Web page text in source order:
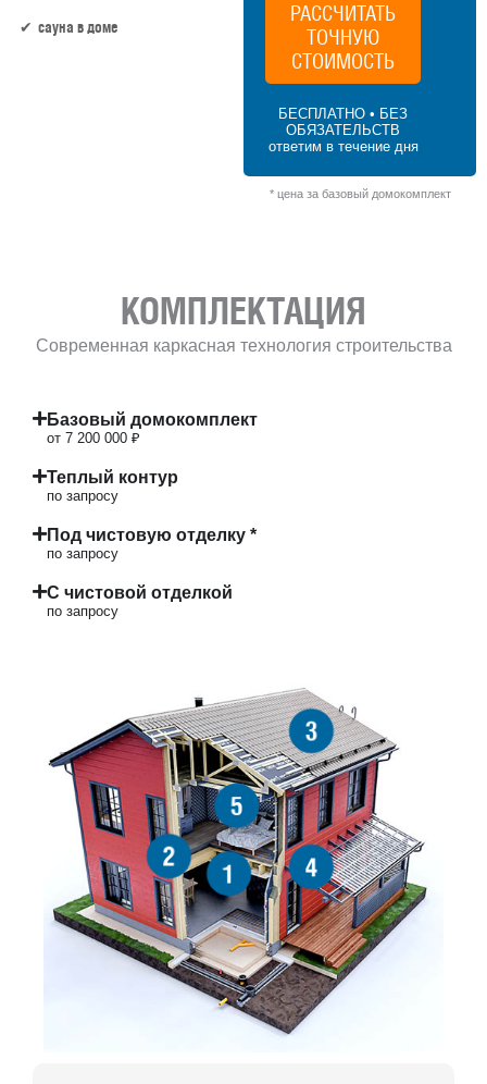
сауна в доме
РАССЧИТАТЬ
ТОЧНУЮ
СТОИМОСТЬ
БЕСПЛАТНО • БЕЗ
ОБЯЗАТЕЛЬСТВ
ответим в течение дня
* цена за базовый домокомплект
КОМПЛЕКТАЦИЯ
Современная каркасная технология строительства
Базовый домокомплект
от 7 200 000 ₽
Теплый контур
по запросу
Под чистовую отделку *
по запросу
С чистовой отделкой
по запросу
1
2
3
4
5